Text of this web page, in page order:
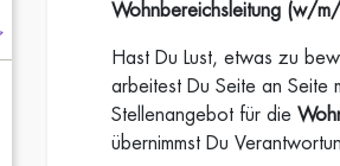
Wohnbereichsleitung (w/
Hast Du Lust, etwas zu
arbeitest Du Seite an Seite
Stellenangebot für die
übernimmst Du